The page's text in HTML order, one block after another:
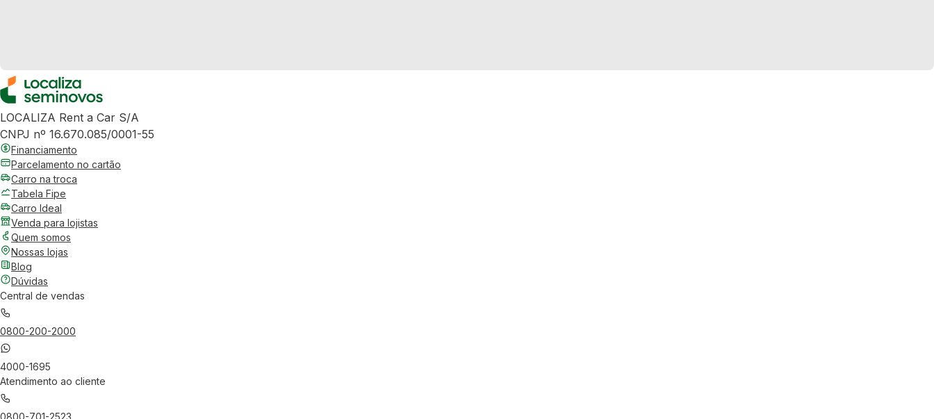
LOCALIZA Rent a Car S/A
CNPJ nº 16.670.085/0001-55
Financiamento
Parcelamento no cartão
Carro na troca
Tabela Fipe
Carro Ideal
Venda para lojistas
Quem somos
Nossas lojas
Blog
Dúvidas
Central de vendas
0800-200-2000
4000-1695
Atendimento ao cliente
0800-701-2523